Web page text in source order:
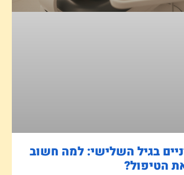
בגיל השלישי: למה חשוב
הטיפול?